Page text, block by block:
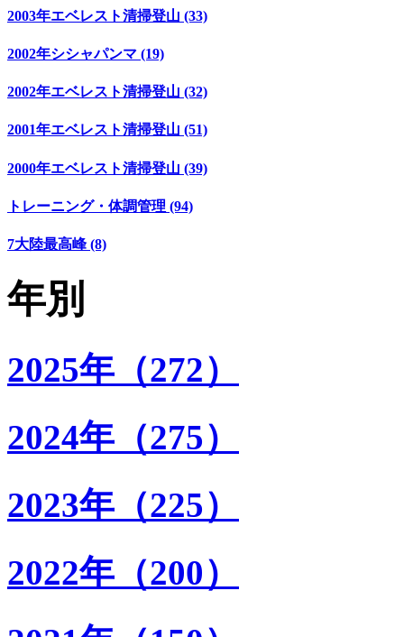
2003年エベレスト清掃登山 (33)
2002年シシャパンマ (19)
2002年エベレスト清掃登山 (32)
2001年エベレスト清掃登山 (51)
2000年エベレスト清掃登山 (39)
トレーニング・体調管理 (94)
7大陸最高峰 (8)
年別
2025年（272）
2024年（275）
2023年（225）
2022年（200）